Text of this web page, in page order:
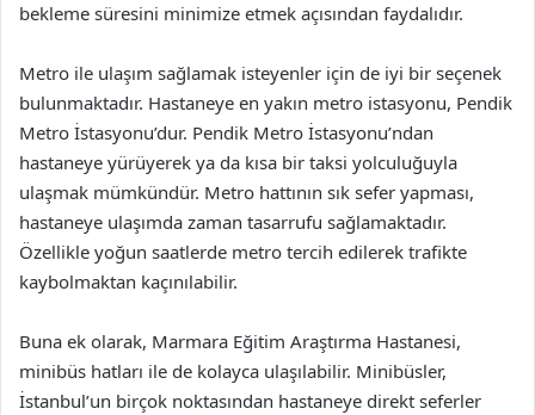
bekleme süresini minimize etmek açısından faydalıdır.
Metro ile ulaşım sağlamak isteyenler için de iyi bir seçenek
bulunmaktadır. Hastaneye en yakın metro istasyonu, Pendik
Metro İstasyonu’dur. Pendik Metro İstasyonu’ndan
hastaneye yürüyerek ya da kısa bir taksi yolculuğuyla
ulaşmak mümkündür. Metro hattının sık sefer yapması,
hastaneye ulaşımda zaman tasarrufu sağlamaktadır.
Özellikle yoğun saatlerde metro tercih edilerek trafikte
kaybolmaktan kaçınılabilir.
Buna ek olarak, Marmara Eğitim Araştırma Hastanesi,
minibüs hatları ile de kolayca ulaşılabilir. Minibüsler,
İstanbul’un birçok noktasından hastaneye direkt seferler